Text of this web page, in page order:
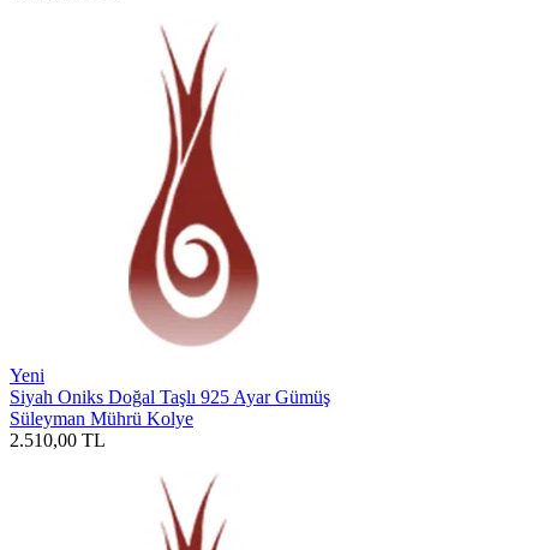
Yeni
Siyah Oniks Doğal Taşlı 925 Ayar Gümüş
Süleyman Mührü Kolye
2.510,00 TL